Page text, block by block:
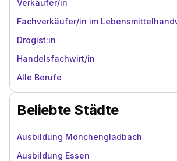
Verkäufer/in
Fachverkäufer/in im
Drogist:in
Handelsfachwirt/in
Alle Berufe
Beliebte Städte
Ausbildung Mönchengladbach
Ausbildung Essen